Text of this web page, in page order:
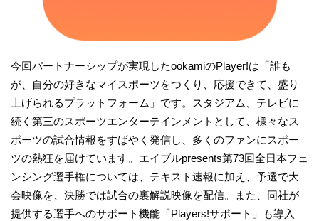
今回パートナーシップが実現したookamiのPlayer!は「誰も
が、自分の好きなマイスポーツをつくり、応援できて、盛り
上げられるプラットフォーム」です。スタジアム、テレビに
続く第三のスポーツエンターテインメントとして、様々なス
ポーツの試合情報をすばやく発信し、多くのファンにスポー
ツの熱狂を届けています。エイブルpresents第73回全日本フェ
ンシング選手権については、テキスト速報に加え、予選で大
会映像を、決勝では試合の裏解説映像を配信。また、同社が
提供する選手へのサポート機能「Players!サポート」も導入